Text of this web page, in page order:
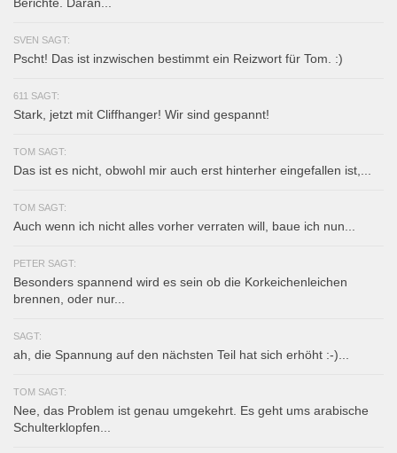
SVEN SAGT:
Pscht! Das ist inzwischen bestimmt ein Reizwort für Tom. :)
611 SAGT:
Stark, jetzt mit Cliffhanger! Wir sind gespannt!
TOM SAGT:
Das ist es nicht, obwohl mir auch erst hinterher eingefallen ist,...
TOM SAGT:
Auch wenn ich nicht alles vorher verraten will, baue ich nun...
PETER SAGT:
Besonders spannend wird es sein ob die Korkeichenleichen
brennen, oder nur...
SAGT:
ah, die Spannung auf den nächsten Teil hat sich erhöht :-)...
TOM SAGT:
Nee, das Problem ist genau umgekehrt. Es geht ums arabische
Schulterklopfen...